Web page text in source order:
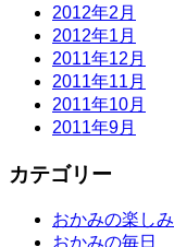
2012年2月
2012年1月
2011年12月
2011年11月
2011年10月
2011年9月
カテゴリー
おかみの楽しみ
おかみの毎日